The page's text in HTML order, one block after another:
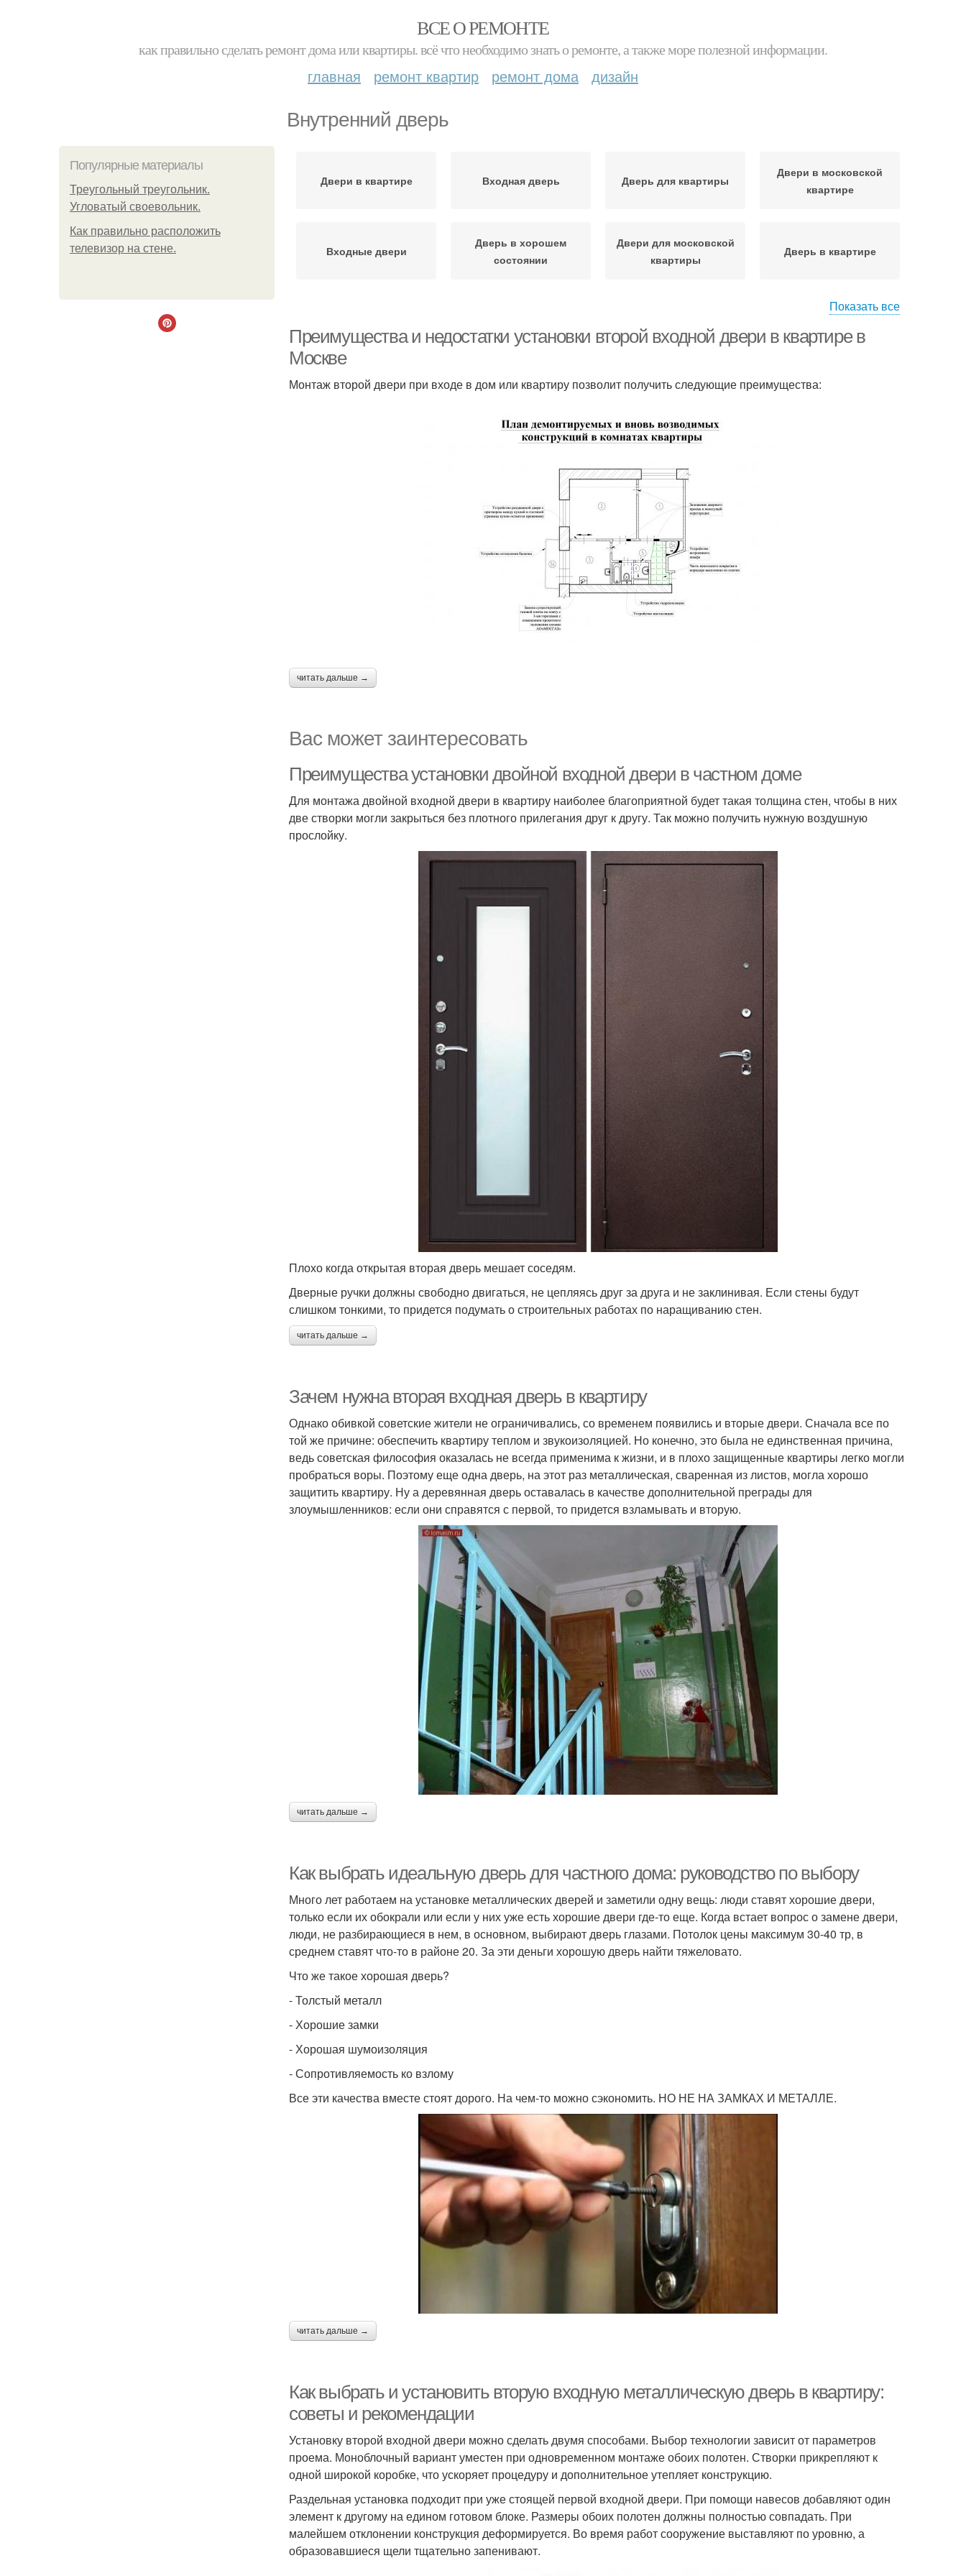
ВСЕ О РЕМОНТЕ
как правильно сделать ремонт дома или квартиры. всё что необходимо знать о ремонте, а также море полезной информации.
главная ремонт квартир ремонт дома дизайн
Внутренний дверь
Популярные материалы
Треугольный треугольник.
Угловатый своевольник.
Как правильно расположить
телевизор на стене.
Двери в квартире Входная дверь Дверь для квартиры
Двери в московской
квартире
Входные двери
Дверь в хорошем
состоянии
Двери для московской
квартиры
Дверь в квартире
квартире
Показать все
Преимущества и недостатки установки второй входной двери в квартире в
Москве
Монтаж второй двери при входе в дом или квартиру позволит получить следующие преимущества:
читать дальше →
Вас может заинтересовать
Преимущества установки двойной входной двери в частном доме
Для монтажа двойной входной двери в квартиру наиболее благоприятной будет такая толщина стен, чтобы в них
две створки могли закрыться без плотного прилегания друг к другу. Так можно получить нужную воздушную
прослойку.
Плохо когда открытая вторая дверь мешает соседям.
Дверные ручки должны свободно двигаться, не цепляясь друг за друга и не заклинивая. Если стены будут
слишком тонкими, то придется подумать о строительных работах по наращиванию стен.
читать дальше →
Зачем нужна вторая входная дверь в квартиру
Однако обивкой советские жители не ограничивались, со временем появились и вторые двери. Сначала все по
той же причине: обеспечить квартиру теплом и звукоизоляцией. Но конечно, это была не единственная причина,
ведь советская философия оказалась не всегда применима к жизни, и в плохо защищенные квартиры легко могли
пробраться воры. Поэтому еще одна дверь, на этот раз металлическая, сваренная из листов, могла хорошо
защитить квартиру. Ну а деревянная дверь оставалась в качестве дополнительной преграды для
злоумышленников: если они справятся с первой, то придется взламывать и вторую.
читать дальше →
Как выбрать идеальную дверь для частного дома: руководство по выбору
Много лет работаем на установке металлических дверей и заметили одну вещь: люди ставят хорошие двери,
только если их обокрали или если у них уже есть хорошие двери где-то еще. Когда встает вопрос о замене двери,
люди, не разбирающиеся в нем, в основном, выбирают дверь глазами. Потолок цены максимум 30-40 тр, в
среднем ставят что-то в районе 20. За эти деньги хорошую дверь найти тяжеловато.
Что же такое хорошая дверь?
- Толстый металл
- Хорошие замки
- Хорошая шумоизоляция
- Сопротивляемость ко взлому
Все эти качества вместе стоят дорого. На чем-то можно сэкономить. НО НЕ НА ЗАМКАХ И МЕТАЛЛЕ.
читать дальше →
Как выбрать и установить вторую входную металлическую дверь в квартиру:
советы и рекомендации
Установку второй входной двери можно сделать двумя способами. Выбор технологии зависит от параметров
проема. Моноблочный вариант уместен при одновременном монтаже обоих полотен. Створки прикрепляют к
одной широкой коробке, что ускоряет процедуру и дополнительное утепляет конструкцию.
Раздельная установка подходит при уже стоящей первой входной двери. При помощи навесов добавляют один
элемент к другому на едином готовом блоке. Размеры обоих полотен должны полностью совпадать. При
малейшем отклонении конструкция деформируется. Во время работ сооружение выставляют по уровню, а
образовавшиеся щели тщательно запенивают.